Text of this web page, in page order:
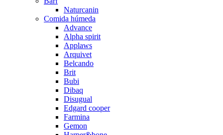
Naturcanin
Comida húmeda
Advance
Alpha spirit
Applaws
Arquivet
Belcando
Brit
Bubi
Dibaq
Disugual
Edgard cooper
Farmina
Gemon